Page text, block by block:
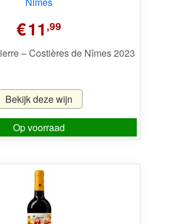
€11 ,99
– Costières de Nîmes 2023
Bekijk deze wijn
Op voorraad